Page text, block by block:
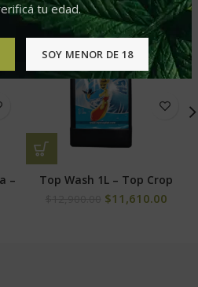
tu edad.
SOY MENOR DE 18
–
Top Wash 1L – Top Crop
$11,610.00